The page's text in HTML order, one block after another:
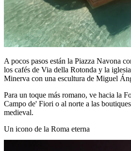
A pocos pasos están la Piazza Navona
los cafés de Via della Rotonda y la
Minerva con una escultura de Miguel
Para un toque más romano, ve hacia la
Campo de' Fiori o al norte a las
medieval.
Un icono de la Roma eterna